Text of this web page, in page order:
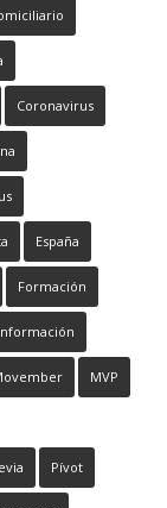
Coronavirus
España
Formación
MVP
Pívot